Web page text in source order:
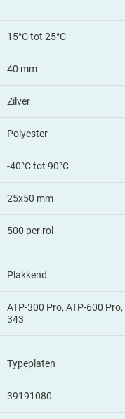
15°C tot 25°C
40 mm
Zilver
Polyester
-40°C tot 90°C
25x50 mm
500 per rol
Plakkend
ATP-300 Pro, ATP-600
343
Typeplaten
39191080